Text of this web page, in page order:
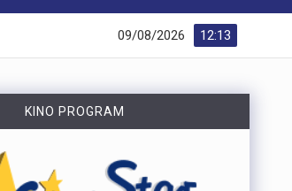
12:13
09/08/2026
KINO PROGRAM